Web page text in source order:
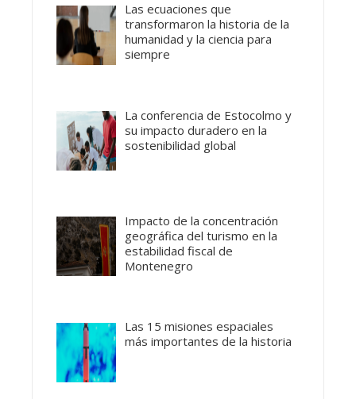
Las ecuaciones que
transformaron la historia de la
humanidad y la ciencia para
siempre
La conferencia de Estocolmo y
su impacto duradero en la
sostenibilidad global
Impacto de la concentración
geográfica del turismo en la
estabilidad fiscal de
Montenegro
Las 15 misiones espaciales
más importantes de la historia